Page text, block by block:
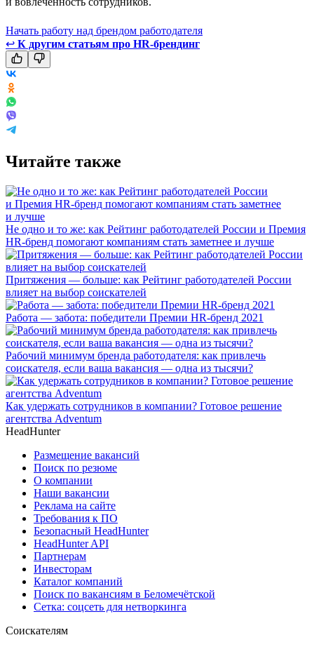
Начать работу над брендом работодателя
↩ К другим статьям про HR-брендинг
Читайте также
Не одно и то же: как Рейтинг работодателей России и Премия
HR-бренд помогают компаниям стать заметнее и лучше
Притяжения — больше: как Рейтинг работодателей России
влияет на выбор соискателей
Работа — забота: победители Премии HR-бренд 2021
Рабочий минимум бренда работодателя: как привлечь
соискателя, если ваша вакансия — одна из тысячи?
Как удержать сотрудников в компании? Готовое решение
агентства Adventum
HeadHunter
Размещение вакансий
Поиск по резюме
О компании
Наши вакансии
Реклама на сайте
Требования к ПО
Безопасный HeadHunter
HeadHunter API
Партнерам
Инвесторам
Каталог компаний
Поиск по вакансиям в Беломечётской
Сетка: соцсеть для нетворкинга
Соискателям